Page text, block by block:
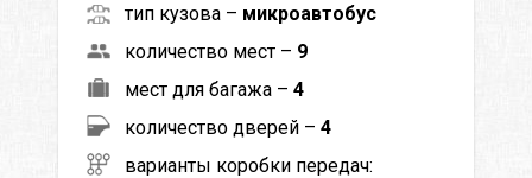
тип кузова – микроавтобус
количество мест – 9
мест для багажа – 4
количество дверей – 4
варианты коробки передач: